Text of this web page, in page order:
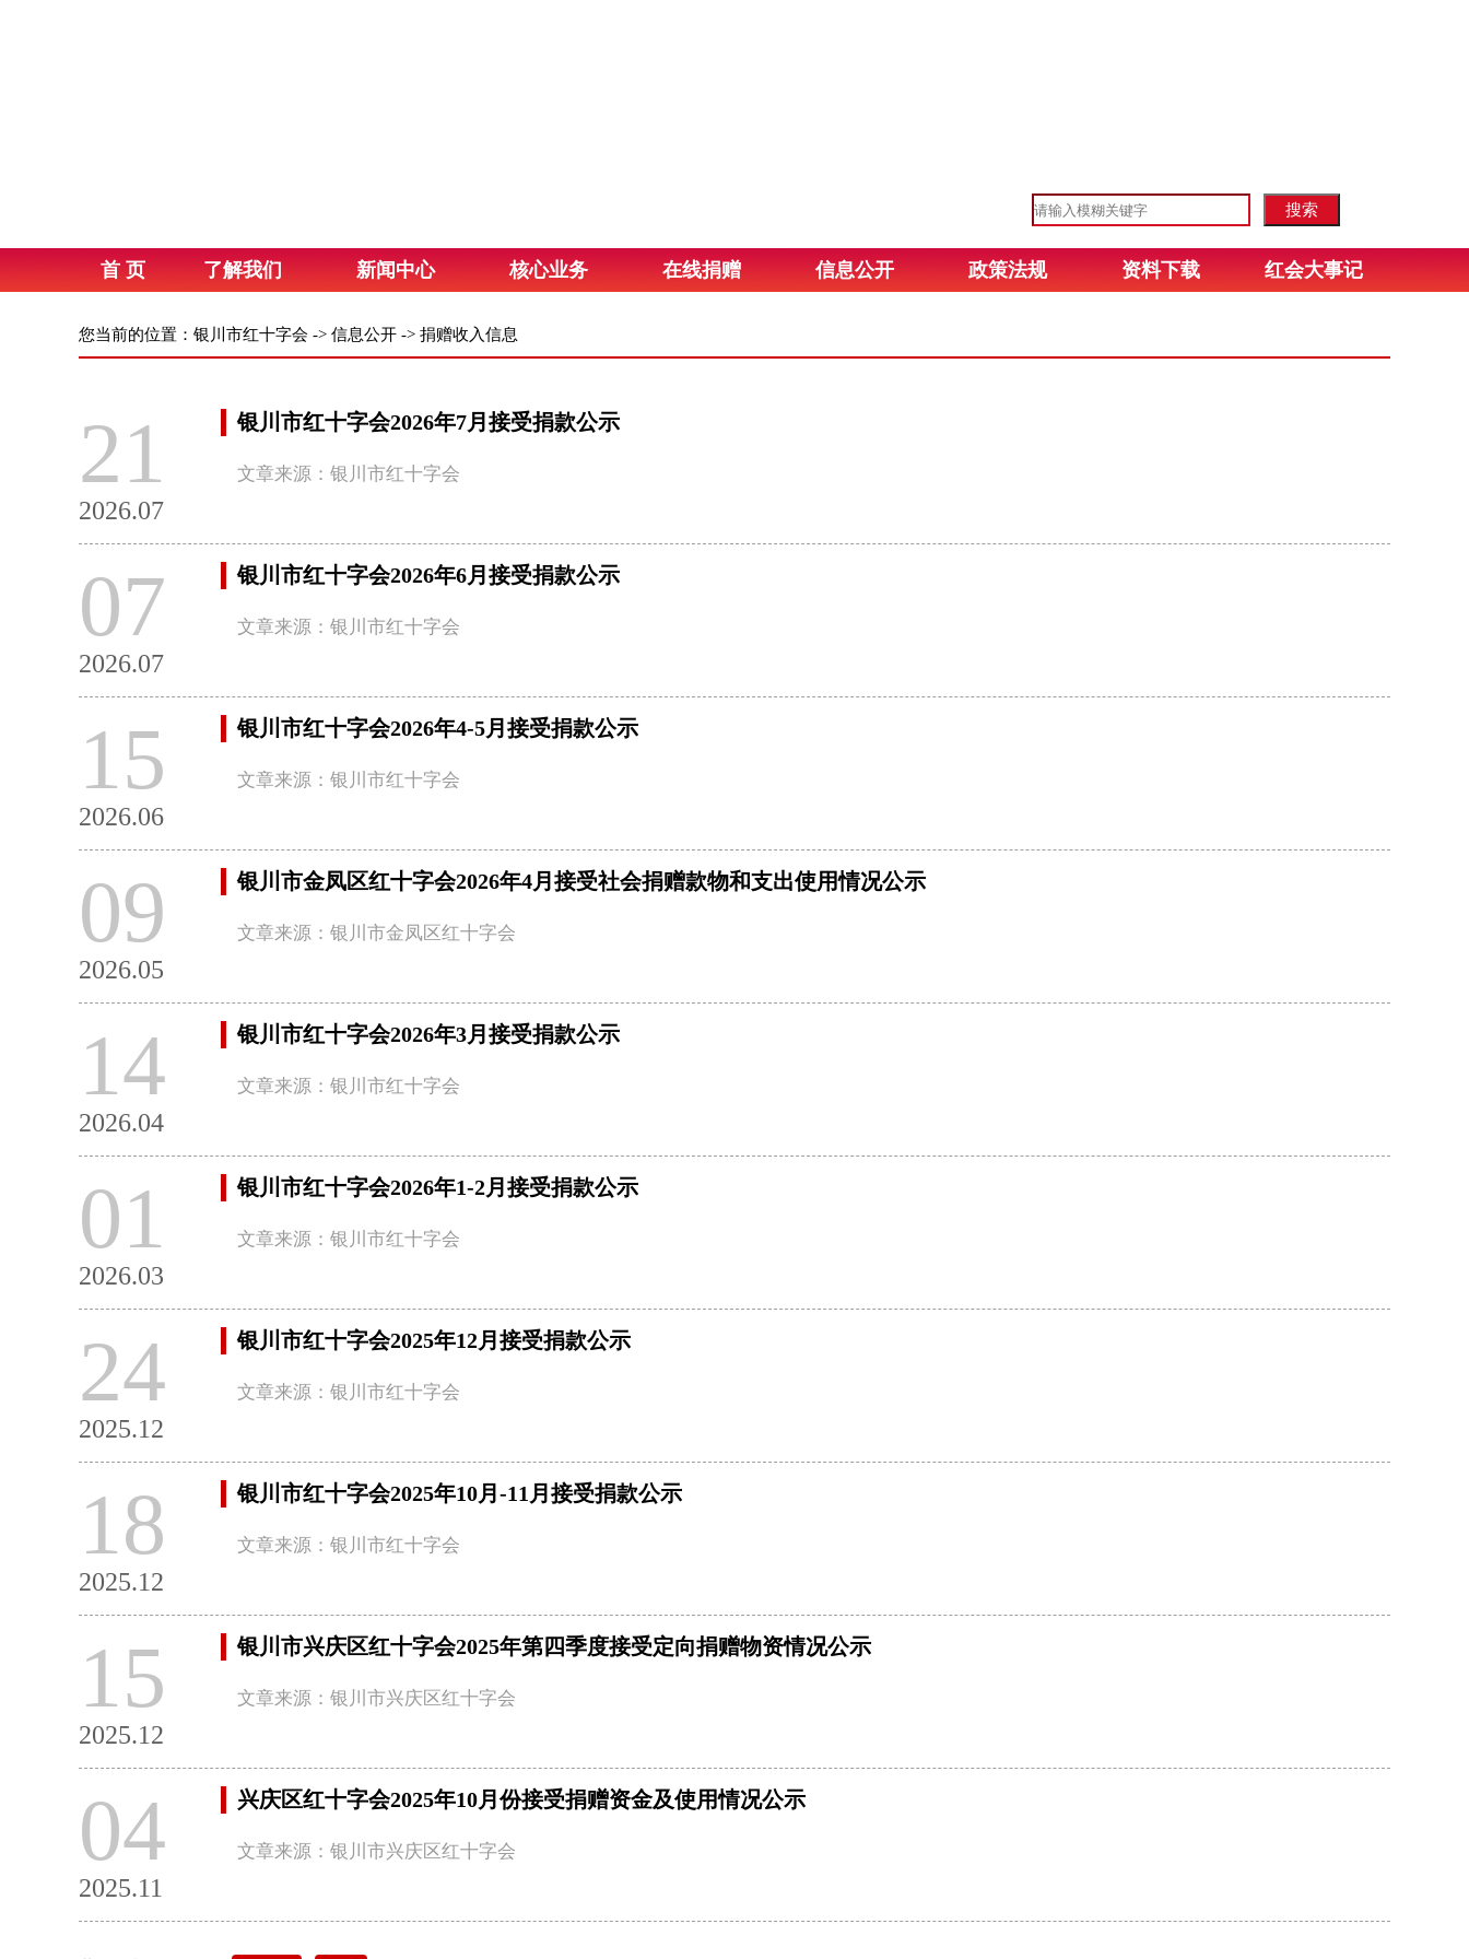
首 页 了解我们 新闻中心 核心业务 在线捐赠 信息公开 政策法规 资料下载 红会大事记
您当前的位置： 银川市红十字会 -> 信息公开 -> 捐赠收入信息
21
2026.07
银川市红十字会2026年7月接受捐款公示
文章来源：银川市红十字会
07
2026.07
银川市红十字会2026年6月接受捐款公示
文章来源：银川市红十字会
15
2026.06
银川市红十字会2026年4-5月接受捐款公示
文章来源：银川市红十字会
09
2026.05
银川市金凤区红十字会2026年4月接受社会捐赠款物和支出使用情况公示
文章来源：银川市金凤区红十字会
14
2026.04
银川市红十字会2026年3月接受捐款公示
文章来源：银川市红十字会
01
2026.03
银川市红十字会2026年1-2月接受捐款公示
文章来源：银川市红十字会
24
2025.12
银川市红十字会2025年12月接受捐款公示
文章来源：银川市红十字会
18
2025.12
银川市红十字会2025年10月-11月接受捐款公示
文章来源：银川市红十字会
15
2025.12
银川市兴庆区红十字会2025年第四季度接受定向捐赠物资情况公示
文章来源：银川市兴庆区红十字会
04
2025.11
兴庆区红十字会2025年10月份接受捐赠资金及使用情况公示
文章来源：银川市兴庆区红十字会